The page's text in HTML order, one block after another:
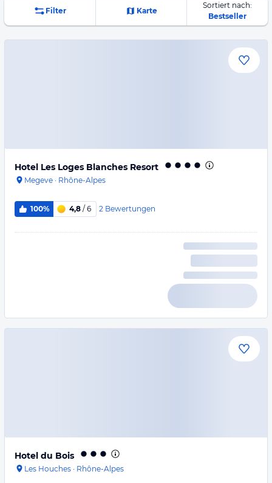
Filter Karte
Sortiert nach:
Bestseller
Hotel Les Loges Blanches Resort
Megeve · Rhône-Alpes
100% 4,8 / 6 2 Bewertungen
Hotel du Bois
Les Houches · Rhône-Alpes